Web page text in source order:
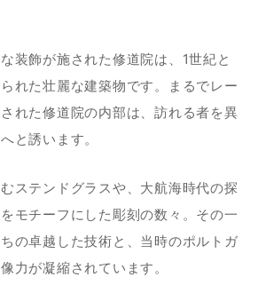
装飾が施された修道院は、1世紀と
れた壮麗な建築物です。まるでレー
れた修道院の内部は、訪れる者を異
と誘います。
ステンドグラスや、大航海時代の探
モチーフにした彫刻の数々。その一
の卓越した技術と、当時のポルトガ
力が凝縮されています。